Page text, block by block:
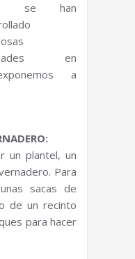
se han
en
a
un plantel, un
Para
sacas de
de un recinto
para hacer